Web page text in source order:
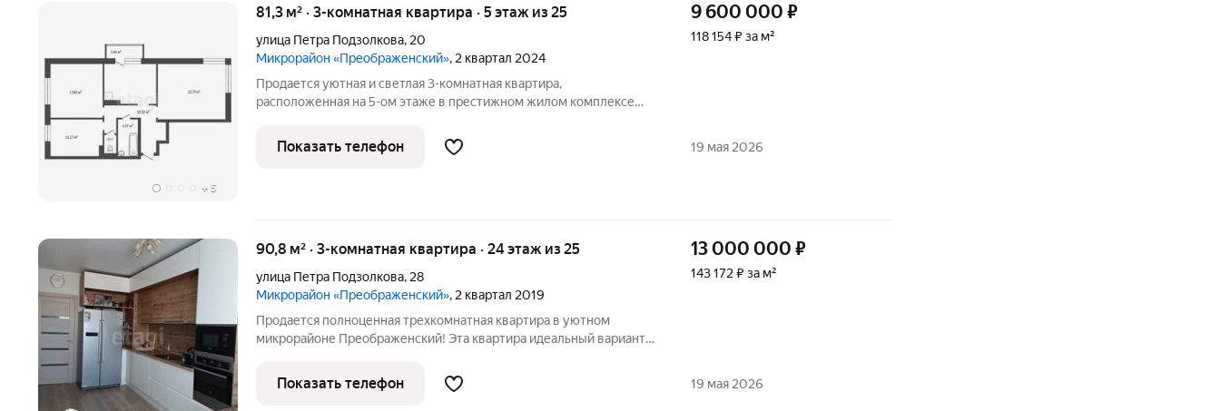
+ 5
81,3 м² · 3-комнатная квартира · 5 этаж из 25
улица Петра Подзолкова, 20
Микрорайон «Преображенский», 2 квартал 2024
Продается уютная и светлая 3-комнатная квартира,
расположенная на 5-ом этаже в престижном жилом комплексе
застройщика, который позволит вам сразу почувствовать
домашний уют и комфорт. Жилой комплекс
9 600 000 ₽
118 154 ₽ за м²
Показать телефон 19 мая 2026
90,8 м² · 3-комнатная квартира · 24 этаж из 25
улица Петра Подзолкова, 28
Микрорайон «Преображенский», 2 квартал 2019
Продается полноценная трехкомнатная квартира в уютном
микрорайоне Преображенский! Эта квартира идеальный вариант
косметический ремонт, который создаст для вас атмосферу уюта
и тепла. На
13 000 000 ₽
143 172 ₽ за м²
Показать телефон 19 мая 2026